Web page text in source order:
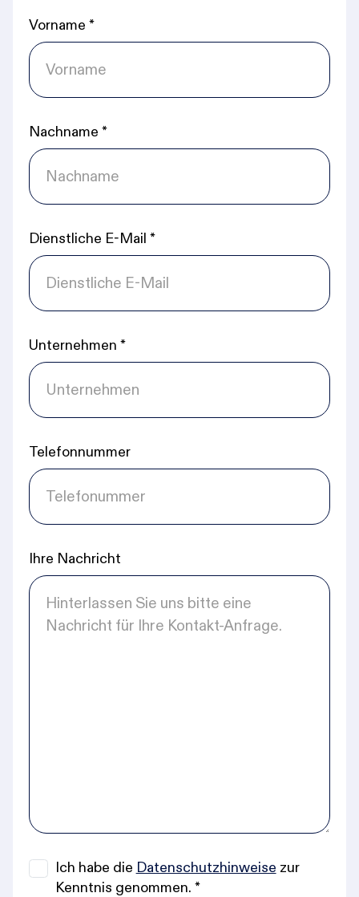
Vorname *
Nachname *
Dienstliche E-Mail *
Unternehmen *
Telefonnummer
Ihre Nachricht
Ich habe die Datenschutzhinweise zur
Kenntnis genommen. *